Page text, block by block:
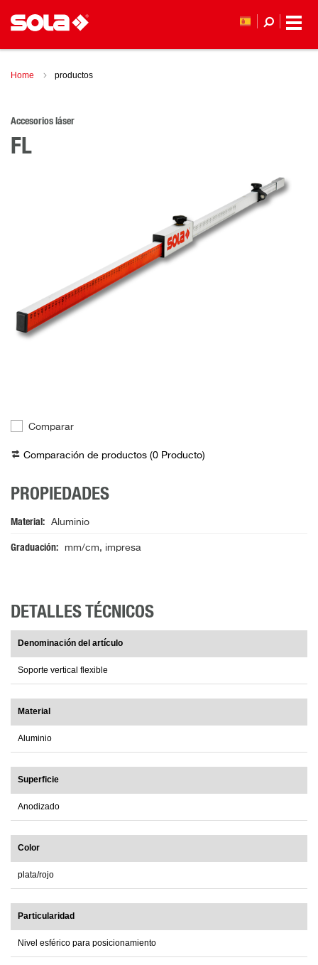
Home productos
Accesorios láser
FL
Comparar
Comparación de productos (0 Producto)
PROPIEDADES
Material Aluminio
Graduación mm/cm, impresa
DETALLES TÉCNICOS
Denominación del artículo
Soporte vertical flexible
Material
Aluminio
Superficie
Anodizado
Color
plata/rojo
Particularidad
Nivel esférico para posicionamiento